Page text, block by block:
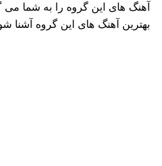
آهنگ های این گروه را به شما می
بهترین آهنگ های این گروه آشنا